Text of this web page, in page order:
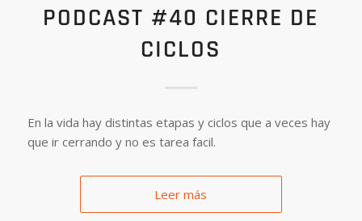
PODCAST #40 CIERRE DE
CICLOS
En la vida hay distintas etapas y ciclos que a veces hay
que ir cerrando y no es tarea facil.
Leer más